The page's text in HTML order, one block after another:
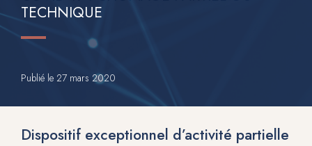
TECHNIQUE
Publié le 27 mars 2020
Dispositif exceptionnel d’activité partielle